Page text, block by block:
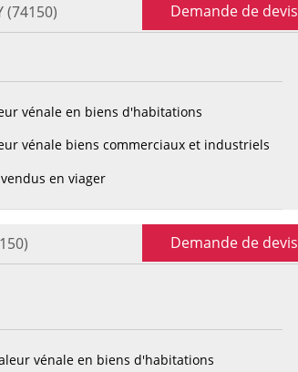
(74150) Demande de devis
vénale en biens d'habitations
vénale biens commerciaux et industriels
en viager
Demande de devis
vénale en biens d'habitations